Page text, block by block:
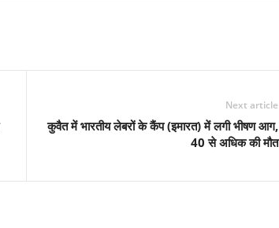
Next article
कुवैत में भारतीय लेबरों के कैंप (इमारत) में लगी भीषण आग,
40 से अधिक की मौत